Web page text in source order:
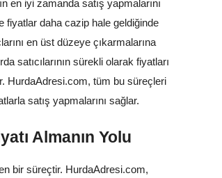
en iyi zamanda satış yapmalarını
fiyatlar daha cazip hale geldiğinde
en üst düzeye çıkarmalarına
satıcılarının sürekli olarak fiyatları
HurdaAdresi.com, tüm bu süreçleri
satış yapmalarını sağlar.
Almanın Yolu
bir süreçtir. HurdaAdresi.com,